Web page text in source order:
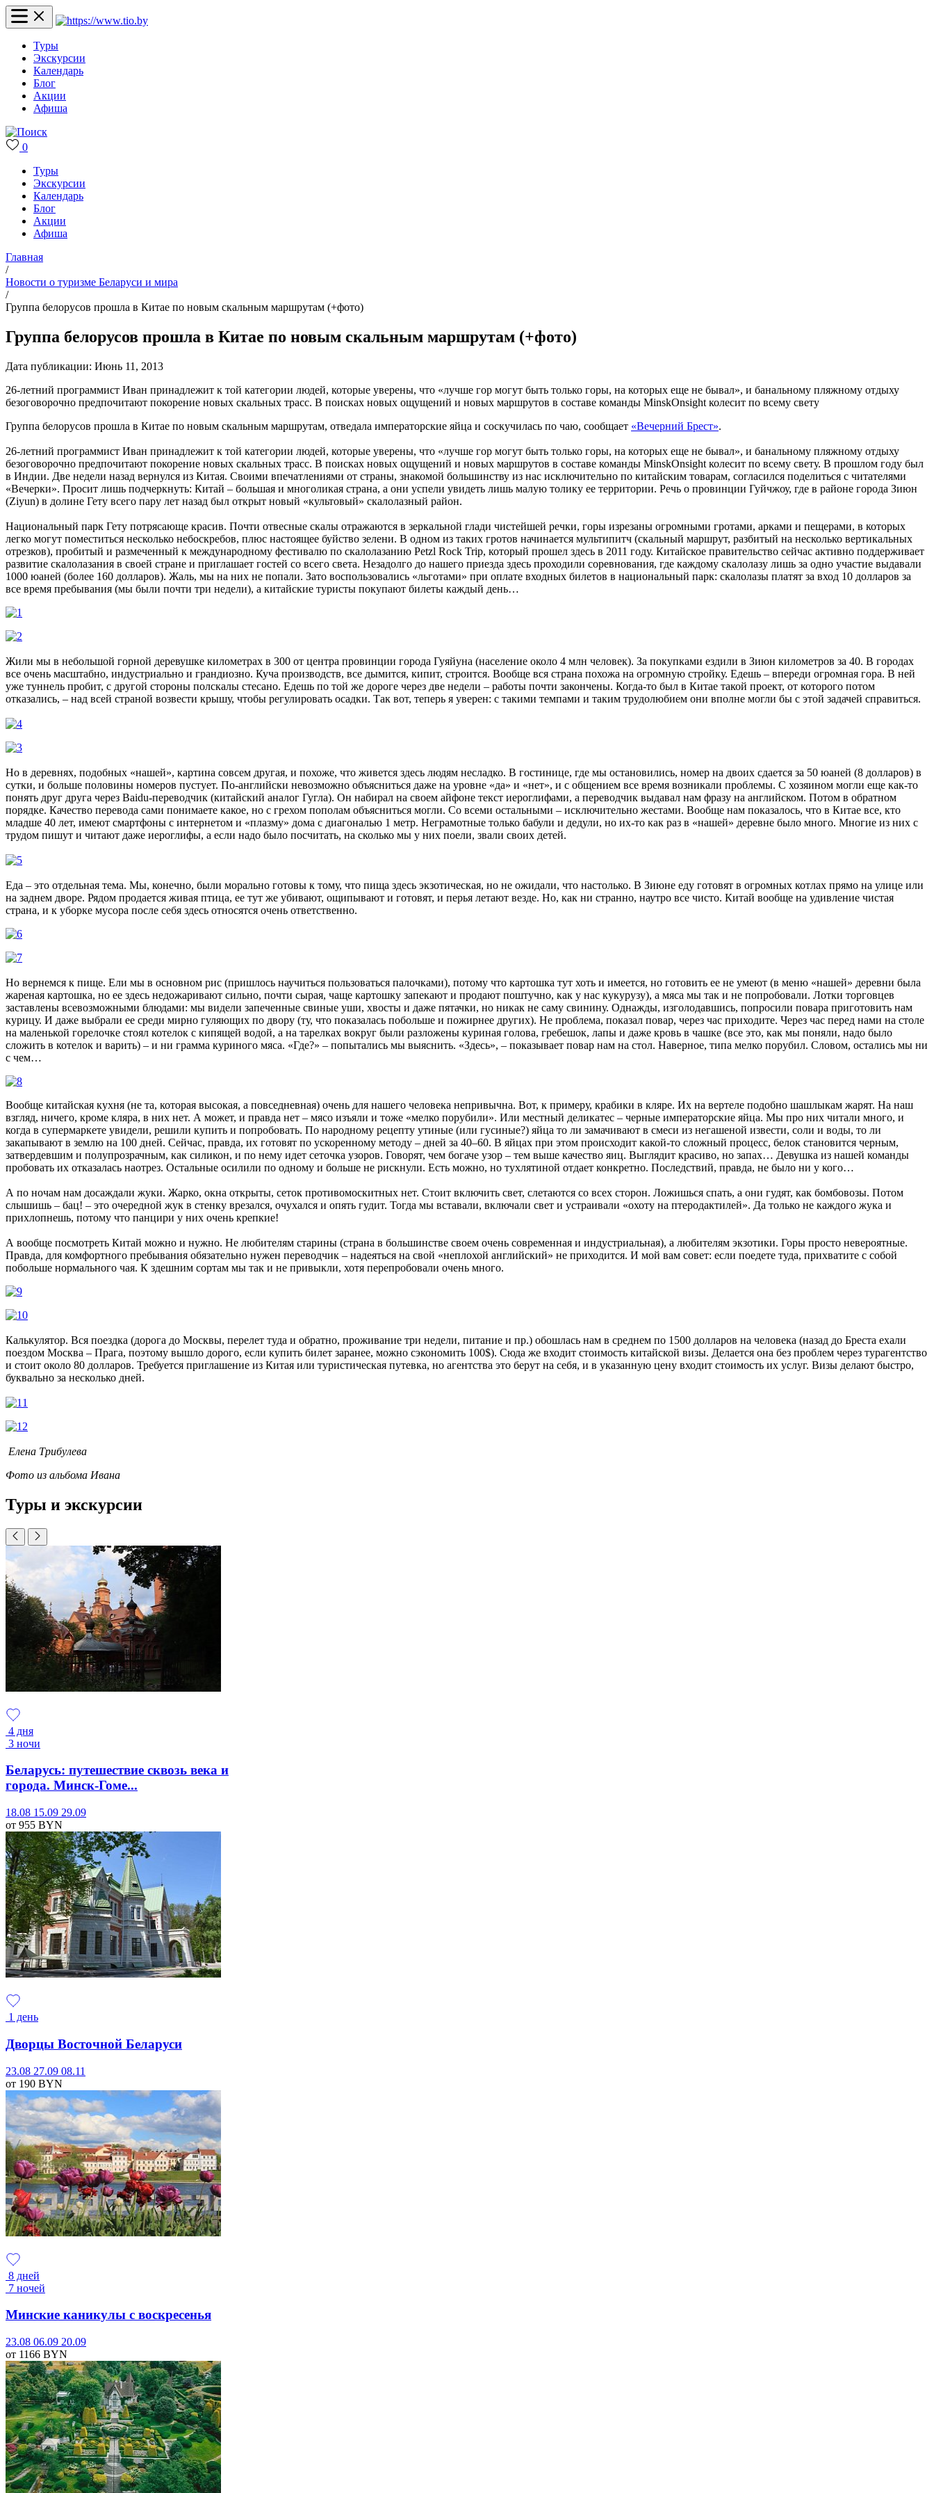
Туры
Экскурсии
Календарь
Блог
Акции
Афиша
0
Туры
Экскурсии
Календарь
Блог
Акции
Афиша
Главная
/
Новости о туризме Беларуси и мира
/
Группа белорусов прошла в Китае по новым скальным маршрутам (+фото)
Группа белорусов прошла в Китае по новым скальным маршрутам (+фото)
Дата публикации: Июнь 11, 2013
26-летний программист Иван принадлежит к той категории людей, которые уверены, что «лучше гор могут быть только горы, на которых еще не бывал», и банальному пляжному отдыху
безоговорочно предпочитают покорение новых скальных трасс. В поисках новых ощущений и новых маршрутов в составе команды MinskOnsight колесит по всему свету
Группа белорусов прошла в Китае по новым скальным маршрутам, отведала императорские яйца и соскучилась по чаю, сообщает «Вечерний Брест».
26-летний программист Иван принадлежит к той категории людей, которые уверены, что «лучше гор могут быть только горы, на которых еще не бывал», и банальному пляжному отдыху
безоговорочно предпочитают покорение новых скальных трасс. В поисках новых ощущений и новых маршрутов в составе команды MinskOnsight колесит по всему свету. В прошлом году был
в Индии. Две недели назад вернулся из Китая. Своими впечатлениями от страны, знакомой большинству из нас исключительно по китайским товарам, согласился поделиться с читателями
«Вечерки». Просит лишь подчеркнуть: Китай – большая и многоликая страна, а они успели увидеть лишь малую толику ее территории. Речь о провинции Гуйчжоу, где в районе города Зиюн
(Ziyun) в долине Гету всего пару лет назад был открыт новый «культовый» скалолазный район.
Национальный парк Гету потрясающе красив. Почти отвесные скалы отражаются в зеркальной глади чистейшей речки, горы изрезаны огромными гротами, арками и пещерами, в которых
легко могут поместиться несколько небоскребов, плюс настоящее буйство зелени. В одном из таких гротов начинается мультипитч (скальный маршрут, разбитый на несколько вертикальных
отрезков), пробитый и размеченный к международному фестивалю по скалолазанию Petzl Rock Trip, который прошел здесь в 2011 году. Китайское правительство сейчас активно поддерживает
развитие скалолазания в своей стране и приглашает гостей со всего света. Незадолго до нашего приезда здесь проходили соревнования, где каждому скалолазу лишь за одно участие выдавали
1000 юаней (более 160 долларов). Жаль, мы на них не попали. Зато воспользовались «льготами» при оплате входных билетов в национальный парк: скалолазы платят за вход 10 долларов за
все время пребывания (мы были почти три недели), а китайские туристы покупают билеты каждый день…
Жили мы в небольшой горной деревушке километрах в 300 от центра провинции города Гуяйуна (население около 4 млн человек). За покупками ездили в Зиюн километров за 40. В городах
все очень масштабно, индустриально и грандиозно. Куча производств, все дымится, кипит, строится. Вообще вся страна похожа на огромную стройку. Едешь – впереди огромная гора. В ней
уже туннель пробит, с другой стороны полскалы стесано. Едешь по той же дороге через две недели – работы почти закончены. Когда-то был в Китае такой проект, от которого потом
отказались, – над всей страной возвести крышу, чтобы регулировать осадки. Так вот, теперь я уверен: с такими темпами и таким трудолюбием они вполне могли бы с этой задачей справиться.
Но в деревнях, подобных «нашей», картина совсем другая, и похоже, что живется здесь людям несладко. В гостинице, где мы остановились, номер на двоих сдается за 50 юаней (8 долларов) в
сутки, и больше половины номеров пустует. По-английски невозможно объясниться даже на уровне «да» и «нет», и с общением все время возникали проблемы. С хозяином могли еще как-то
понять друг друга через Baidu-переводчик (китайский аналог Гугла). Он набирал на своем айфоне текст иероглифами, а переводчик выдавал нам фразу на английском. Потом в обратном
порядке. Качество перевода сами понимаете какое, но с грехом пополам объясниться могли. Со всеми остальными – исключительно жестами. Вообще нам показалось, что в Китае все, кто
младше 40 лет, имеют смартфоны с интернетом и «плазму» дома с диагональю 1 метр. Неграмотные только бабули и дедули, но их-то как раз в «нашей» деревне было много. Многие из них с
трудом пишут и читают даже иероглифы, а если надо было посчитать, на сколько мы у них поели, звали своих детей.
Еда – это отдельная тема. Мы, конечно, были морально готовы к тому, что пища здесь экзотическая, но не ожидали, что настолько. В Зиюне еду готовят в огромных котлах прямо на улице или
на заднем дворе. Рядом продается живая птица, ее тут же убивают, ощипывают и готовят, и перья летают везде. Но, как ни странно, наутро все чисто. Китай вообще на удивление чистая
страна, и к уборке мусора после себя здесь относятся очень ответственно.
Но вернемся к пище. Ели мы в основном рис (пришлось научиться пользоваться палочками), потому что картошка тут хоть и имеется, но готовить ее не умеют (в меню «нашей» деревни была
жареная картошка, но ее здесь недожаривают сильно, почти сырая, чаще картошку запекают и продают поштучно, как у нас кукурузу), а мяса мы так и не попробовали. Лотки торговцев
заставлены всевозможными блюдами: мы видели запеченные свиные уши, хвосты и даже пятачки, но никак не саму свинину. Однажды, изголодавшись, попросили повара приготовить нам
курицу. И даже выбрали ее среди мирно гуляющих по двору (ту, что показалась побольше и пожирнее других). Не проблема, показал повар, через час приходите. Через час перед нами на столе
на маленькой горелочке стоял котелок с кипящей водой, а на тарелках вокруг были разложены куриная голова, гребешок, лапы и даже кровь в чашке (все это, как мы поняли, надо было
сложить в котелок и варить) – и ни грамма куриного мяса. «Где?» – попытались мы выяснить. «Здесь», – показывает повар нам на стол. Наверное, типа мелко порубил. Словом, остались мы ни
с чем…
Вообще китайская кухня (не та, которая высокая, а повседневная) очень для нашего человека непривычна. Вот, к примеру, крабики в кляре. Их на вертеле подобно шашлыкам жарят. На наш
взгляд, ничего, кроме кляра, в них нет. А может, и правда нет – мясо изъяли и тоже «мелко порубили». Или местный деликатес – черные императорские яйца. Мы про них читали много, и
когда в супермаркете увидели, решили купить и попробовать. По народному рецепту утиные (или гусиные?) яйца то ли замачивают в смеси из негашеной извести, соли и воды, то ли
закапывают в землю на 100 дней. Сейчас, правда, их готовят по ускоренному методу – дней за 40–60. В яйцах при этом происходит какой-то сложный процесс, белок становится черным,
затвердевшим и полупрозрачным, как силикон, и по нему идет сеточка узоров. Говорят, чем богаче узор – тем выше качество яиц. Выглядит красиво, но запах… Девушка из нашей команды
пробовать их отказалась наотрез. Остальные осилили по одному и больше не рискнули. Есть можно, но тухлятиной отдает конкретно. Последствий, правда, не было ни у кого…
А по ночам нам досаждали жуки. Жарко, окна открыты, сеток противомоскитных нет. Стоит включить свет, слетаются со всех сторон. Ложишься спать, а они гудят, как бомбовозы. Потом
слышишь – бац! – это очередной жук в стенку врезался, очухался и опять гудит. Тогда мы вставали, включали свет и устраивали «охоту на птеродактилей». Да только не каждого жука и
прихлопнешь, потому что панцири у них очень крепкие!
А вообще посмотреть Китай можно и нужно. Не любителям старины (страна в большинстве своем очень современная и индустриальная), а любителям экзотики. Горы просто невероятные.
Правда, для комфортного пребывания обязательно нужен переводчик – надеяться на свой «неплохой английский» не приходится. И мой вам совет: если поедете туда, прихватите с собой
побольше нормального чая. К здешним сортам мы так и не привыкли, хотя перепробовали очень много.
Калькулятор. Вся поездка (дорога до Москвы, перелет туда и обратно, проживание три недели, питание и пр.) обошлась нам в среднем по 1500 долларов на человека (назад до Бреста ехали
поездом Москва – Прага, поэтому вышло дорого, если купить билет заранее, можно сэкономить 100$). Сюда же входит стоимость китайской визы. Делается она без проблем через турагентство
и стоит около 80 долларов. Требуется приглашение из Китая или туристическая путевка, но агентства это берут на себя, и в указанную цену входит стоимость их услуг. Визы делают быстро,
буквально за несколько дней.
Елена Трибулева
Фото из альбома Ивана
Туры и экскурсии
4 дня
3 ночи
Беларусь: путешествие сквозь века и
города. Минск-Гоме...
18.08 15.09 29.09
от 955 BYN
1 день
Дворцы Восточной Беларуси
23.08 27.09 08.11
от 190 BYN
8 дней
7 ночей
Минские каникулы с воскресенья
23.08 06.09 20.09
от 1166 BYN